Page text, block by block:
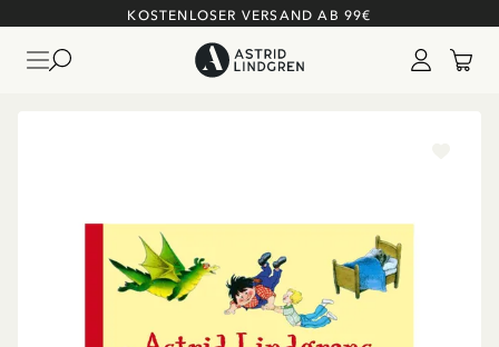
KOSTENLOSER VERSAND AB 99€